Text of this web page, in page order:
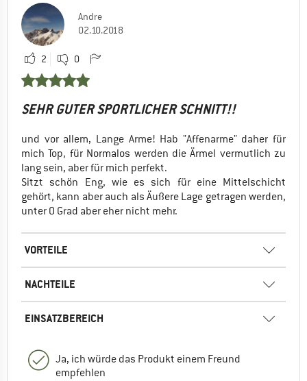
Andre
02.10.2018
2 0
SEHR GUTER SPORTLICHER SCHNITT!!
und vor allem, Lange Arme! Hab "Affenarme" daher für
mich Top, für Normalos werden die Ärmel vermutlich zu
lang sein, aber für mich perfekt.
Sitzt schön Eng, wie es sich für eine Mittelschicht
gehört, kann aber auch als Äußere Lage getragen werden,
unter 0 Grad aber eher nicht mehr.
VORTEILE
NACHTEILE
EINSATZBEREICH
Ja, ich würde das Produkt einem Freund
empfehlen